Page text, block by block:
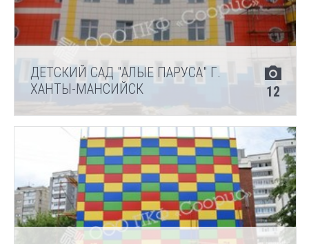
12
ДЕТСКИЙ САД "АЛЫЕ ПАРУСА" Г.
ХАНТЫ-МАНСИЙСК